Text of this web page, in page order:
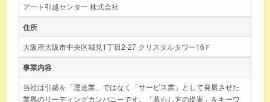
アート引越センター 株式会社
住所
大阪府大阪市中央区城見1丁目2-27 クリスタルタワー16Ｆ
事業内容
当社は引越を「運送業」ではなく「サービス業」として発展させた
業界のリーディングカンパニーです。「暮らし方の提案」をキーワ